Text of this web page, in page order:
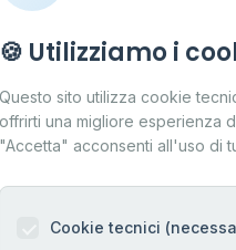
Contatti
Per gestori
Informazioni
🍪 Utilizziamo i
Questo sito utilizza cookie
offrirti una migliore esperienza
"Accetta" acconsenti all'uso di
Cookie tecnici